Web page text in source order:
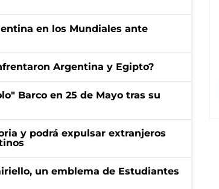
en los Mundiales ante
Argentina y Egipto?
Barco en 25 de Mayo tras su
y podrá expulsar extranjeros
un emblema de Estudiantes